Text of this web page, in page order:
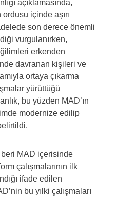
açıklamasında,
içinde aşırı
son derece önemli
vurgulanırken,
erkenden
davranan kişileri ve
ortaya çıkarma
yürüttüğü
bu yüzden MAD’ın
modernize edilip
beri MAD içerisinde
çalışmalarının ilk
ifade edilen
bu yılki çalışmaları